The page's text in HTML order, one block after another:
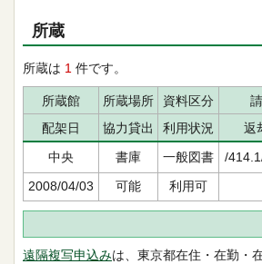
所蔵
所蔵は 1 件です。
所蔵館 所蔵場所 資料区分
配架日
協力貸出 利用状況 返
中央
書庫 一般図書 /
2008/04/03 可能 利用可
遠隔複写申込みは、東京都在住・在勤・